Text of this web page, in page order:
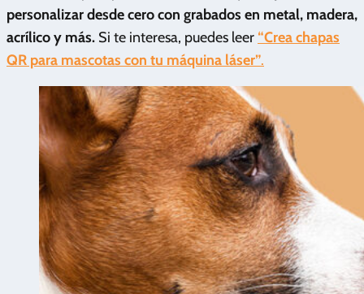
personalizar desde cero con grabados en metal, madera,
acrílico y más. Si te interesa, puedes leer “Crea chapas
QR para mascotas con tu máquina láser”.